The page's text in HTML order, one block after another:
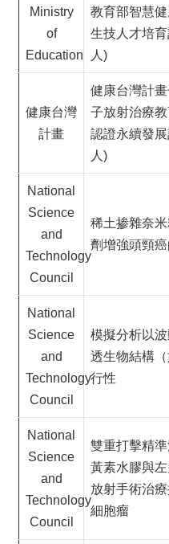
院
院
院
我
們
意
箱
English
Ministry
of
Education
教育部智慧
生技人才培
人)
健康台灣
計畫
健康台灣計
子放射治療
認證永續發
人)
National
Science
and
Technology
Council
稀土掺雜奈
劑增強頭頸
National
Science
and
Technology
Council
模擬分析以
透生物結構
行性
National
Science
and
Technology
Council
雙重打擊精
黃素水膠與
放射手術治
細胞瘤